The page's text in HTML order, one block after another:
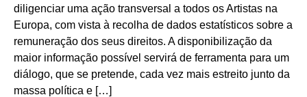
diligenciar uma ação transversal a todos os Artistas na
Europa, com vista à recolha de dados estatísticos sobre a
remuneração dos seus direitos. A disponibilização da
maior informação possível servirá de ferramenta para um
diálogo, que se pretende, cada vez mais estreito junto da
massa política e […]